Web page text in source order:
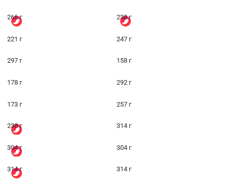
266 г 238 г
221 г 247 г
297 г 158 г
178 г 292 г
173 г 257 г
238 г 314 г
304 г 304 г
314 г 314 г